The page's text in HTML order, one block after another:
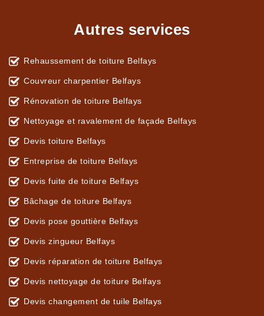
Autres services
Rehaussement de toiture Belfays
Couvreur charpentier Belfays
Rénovation de toiture Belfays
Nettoyage et ravalement de façade Belfays
Devis toiture Belfays
Entreprise de toiture Belfays
Devis fuite de toiture Belfays
Bâchage de toiture Belfays
Devis pose gouttière Belfays
Devis zingueur Belfays
Devis réparation de toiture Belfays
Devis nettoyage de toiture Belfays
Devis changement de tuile Belfays